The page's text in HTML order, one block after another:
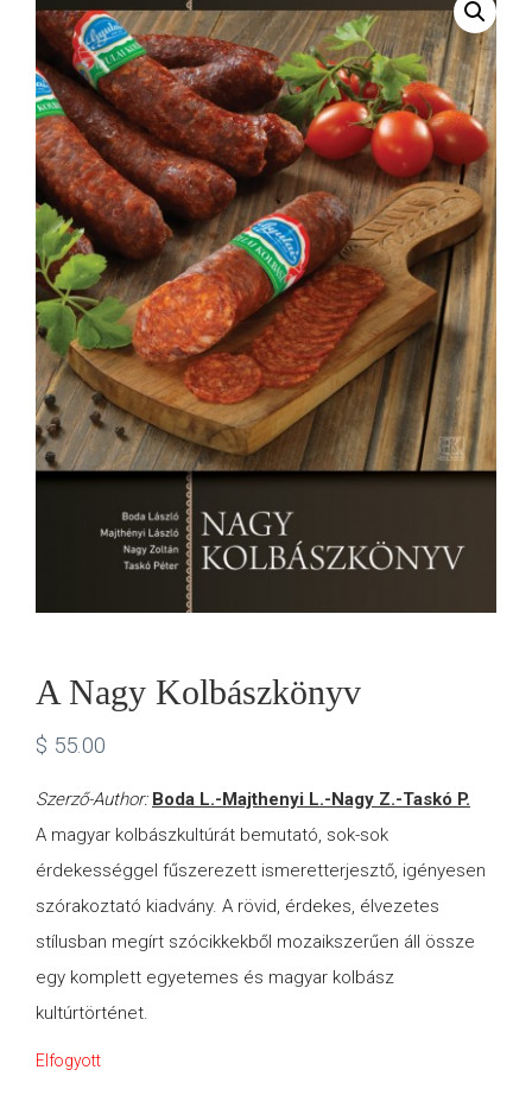
SHOP
KAPCSOLAT
CONTACT
US
A Nagy Kolbászkönyv
$ 55.00
Szerző-Author: Boda L.-Majthenyi L.-Nagy Z.-Taskó P.
A magyar kolbászkultúrát bemutató, sok-sok
érdekességgel fűszerezett ismeretterjesztő, igényesen
szórakoztató kiadvány. A rövid, érdekes, élvezetes
stílusban megírt szócikkekből mozaikszerűen áll össze
egy komplett egyetemes és magyar kolbász
kultúrtörténet.
Elfogyott